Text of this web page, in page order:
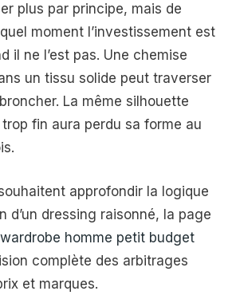
plus par principe, mais de
moment l’investissement est
il ne l’est pas. Une chemise
un tissu solide peut traverser
La même silhouette
fin aura perdu sa forme au
approfondir la logique
d’un dressing raisonné, la page
homme petit budget
complète des arbitrages
et marques.